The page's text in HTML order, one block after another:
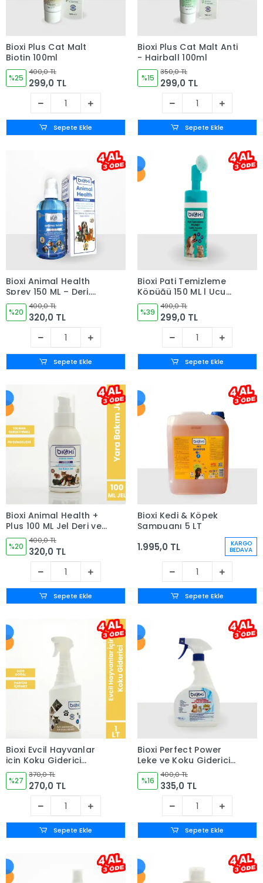
Bioxi Plus Cat Malt
Biotin 100ml
%25
400,0 TL
299,0 TL
Sepete Ekle
Bioxi Plus Cat Malt Anti
- Hairball 100ml
%15
350,0 TL
299,0 TL
Sepete Ekle
Bioxi Animal Health
Sprey 150 ML – Deri,
Meme, Göz ve Kulak
Bakım Ürünü
%20
400,0 TL
320,0 TL
Sepete Ekle
Bioxi Pati Temizleme
Köpüğü 150 ML | Ucu
Fırçalı Köpük Pompalı
%39
490,0 TL
299,0 TL
Sepete Ekle
Bioxi Animal Health +
Plus 100 ML Jel Deri ve
Yara Bakımı
%20
400,0 TL
320,0 TL
Sepete Ekle
Bioxi Kedi & Köpek
Şampuanı 5 LT
1.995,0 TL KARGO
BEDAVA
Sepete Ekle
Bioxi Evcil Hayvanlar
için Koku Giderici
Dezenfektan
Parfümsüz 1 LT
%27
370,0 TL
270,0 TL
Sepete Ekle
Bioxi Perfect Power
Leke ve Koku Giderici
750 ML
%16
400,0 TL
335,0 TL
Sepete Ekle